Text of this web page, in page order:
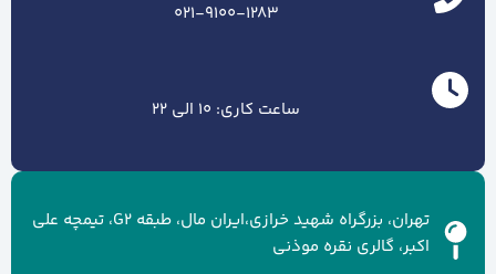
021-9100-1283
ساعت کاری: 10 الی 22
تهران، بزرگراه شهید خرازی،ایران مال، طبقه G2، تیمچه علی
اکبر، گالری نقره موذنی